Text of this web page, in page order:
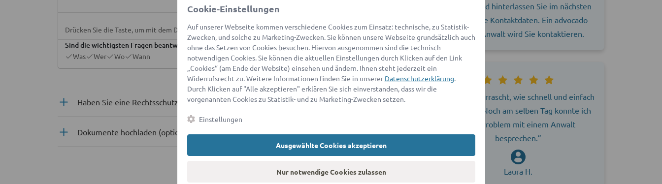
Drücken Sie die Taste, um mit dem Diktieren zu beginnen.
Sind die wichtigsten Fragen beantwortet?
Jetzt prüfen
Was Wer Wo Wann
Haben Sie eine Rechtsschutzversicherung(optional)
Dokumente hochladen (optional)
Kontaktdaten eingeben
genauer und hinterlassen Sie im nächsten
Schritt Ihre Kontaktdaten. Ein advocado
Partner-Anwalt wird Sie kontaktieren.
„Ich war überrascht, wie schnell und einfach
alles ging. Noch am selben Tag konnte ich
mein Problem mit einem Anwalt
besprechen.”
Laura H.
Cookie-Einstellungen
Auf unserer Webseite kommen verschiedene Cookies zum Einsatz: technische, zu Statistik-
Zwecken, und solche zu Marketing-Zwecken. Sie können unsere Webseite grundsätzlich auch
ohne das Setzen von Cookies besuchen. Hiervon ausgenommen sind die technisch
notwendigen Cookies. Sie können die aktuellen Einstellungen durch Klicken auf den Link
„Cookies“ (am Ende der Website) einsehen und ändern. Ihnen steht jederzeit ein
Widerrufsrecht zu. Weitere Informationen finden Sie in unserer Datenschutzerklärung.
Durch Klicken auf "Alle akzeptieren" erklären Sie sich einverstanden, dass wir die
vorgenannten Cookies zu Statistik- und zu Marketing-Zwecken setzen.
Einstellungen
Ausgewählte Cookies akzeptieren
Nur notwendige Cookies zulassen